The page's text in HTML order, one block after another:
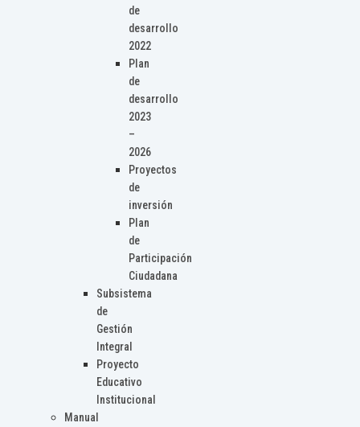
de
desarrollo
2022
Plan
de
desarrollo
2023
–
2026
Proyectos
de
inversión
Plan
de
Participación
Ciudadana
Subsistema
de
Gestión
Integral
Proyecto
Educativo
Institucional
Manual